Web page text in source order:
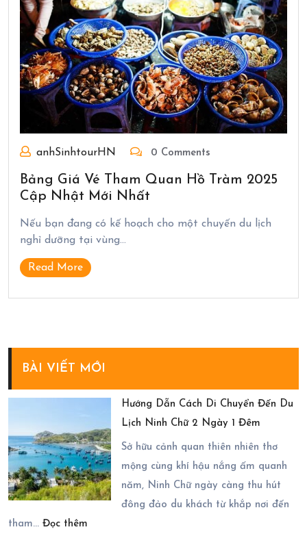
anhSinhtourHN 0 Comments
Bảng Giá Vé Tham Quan Hồ Tràm 2025
Cập Nhật Mới Nhất
Nếu bạn đang có kế hoạch cho một chuyến du lịch
nghỉ dưỡng tại vùng…
Read More
BÀI VIẾT MỚI
Hướng Dẫn Cách Di Chuyển Đến Du
Lịch Ninh Chữ 2 Ngày 1 Đêm
Sở hữu cảnh quan thiên nhiên thơ
mộng cùng khí hậu nắng ấm quanh
năm, Ninh Chữ ngày càng thu hút
đông đảo du khách từ khắp nơi đến
tham… Đọc thêm